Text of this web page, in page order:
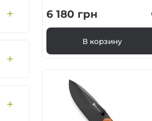
6 180 грн
В корзину